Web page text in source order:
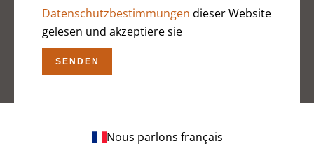
Datenschutzbestimmungen dieser Website
gelesen und akzeptiere sie
SENDEN
Nous parlons français